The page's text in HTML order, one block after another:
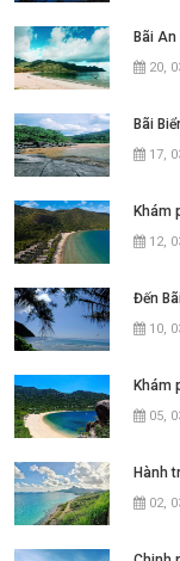
Bãi
20,
17,
12,
10,
05,
02,